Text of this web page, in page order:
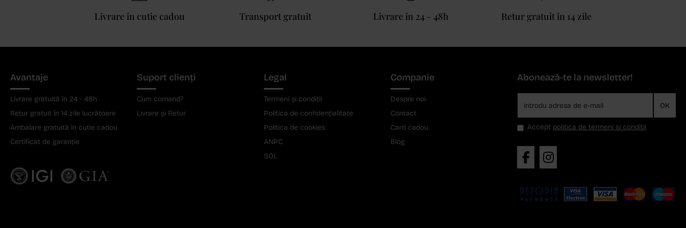
Livrare în cutie cadou Transport gratuit Livrare în 24 - 48h Retur gratuit în 14 zile
Avantaje
Livrare gratuită în 24 - 48h
Retur gratuit în 14 zile lucrătoare
Ambalare gratuită în cutie cadou
Certificat de garanție
Suport clienți
Cum comand?
Livrare și Retur
Legal
Termeni și condiții
Politica de confidențialitate
Politica de cookies
ANPC
SOL
Companie
Despre noi
Contact
Card cadou
Blog
Abonează-te la newsletter!
OK
Accept politica de termeni si conditii